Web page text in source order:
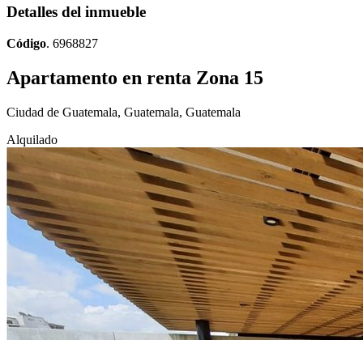
Detalles del inmueble
Código. 6968827
Apartamento en renta Zona 15
Ciudad de Guatemala, Guatemala, Guatemala
Alquilado